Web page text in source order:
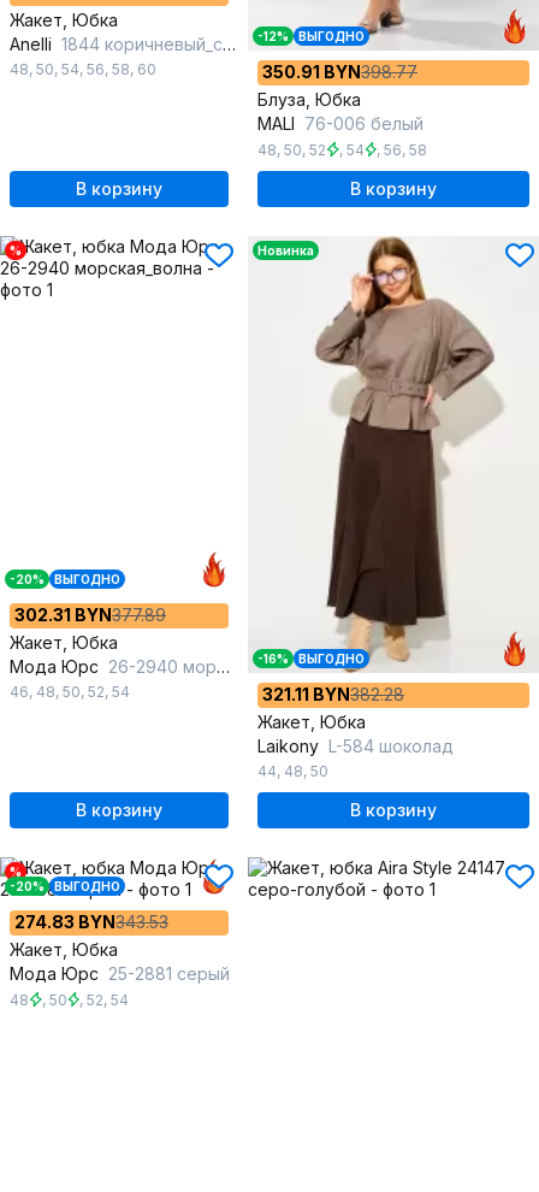
Жакет, Юбка
Anelli 1844 коричневый_сирин
48, 50, 54, 56, 58, 60
В корзину
-12% ВЫГОДНО
350.91 BYN398.77
Блуза, Юбка
MALI 76-006 белый
48, 50, 52 , 54 , 56, 58
В корзину
%
-20% ВЫГОДНО
302.31 BYN377.89
Жакет, Юбка
Мода Юрс 26-2940 морская_волна
46, 48, 50, 52, 54
В корзину
Новинка
-16% ВЫГОДНО
321.11 BYN382.28
Жакет, Юбка
Laikony L-584 шоколад
44, 48, 50
В корзину
%
-20%
ВЫГОДНО
274.83 BYN343.53
Жакет, Юбка
Мода Юрс 25-2881 серый
48 , 50 , 52, 54